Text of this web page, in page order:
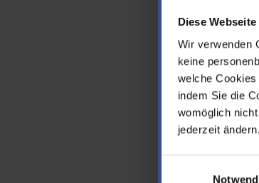
Diese
Wir verwenden
keine
welche
indem Sie die
womöglich
jederzeit